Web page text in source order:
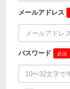
メールアドレス
パスワード 必須